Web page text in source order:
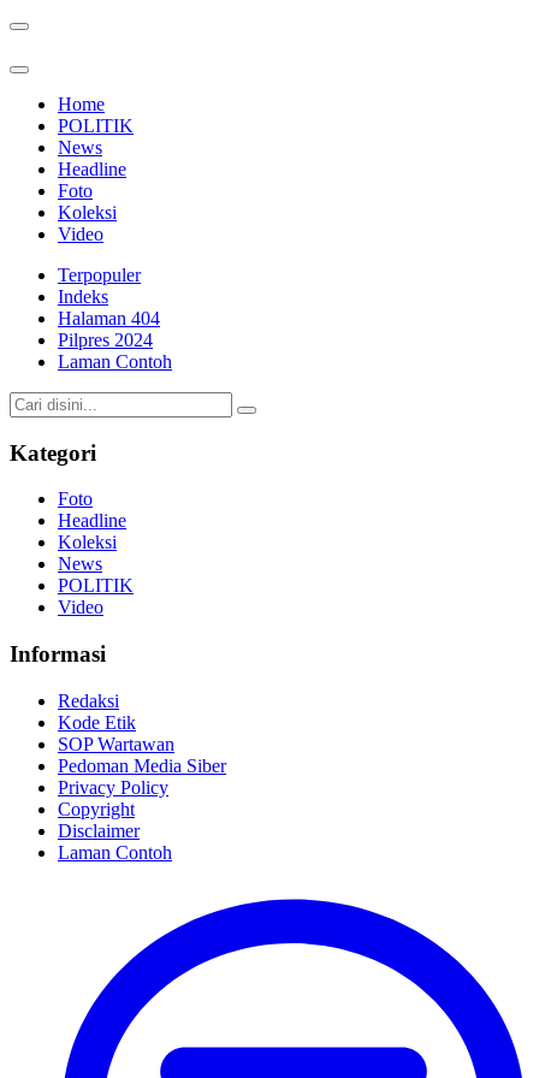
Home
POLITIK
News
Headline
Foto
Koleksi
Video
Terpopuler
Indeks
Halaman 404
Pilpres 2024
Laman Contoh
Kategori
Foto
Headline
Koleksi
News
POLITIK
Video
Informasi
Redaksi
Kode Etik
SOP Wartawan
Pedoman Media Siber
Privacy Policy
Copyright
Disclaimer
Laman Contoh